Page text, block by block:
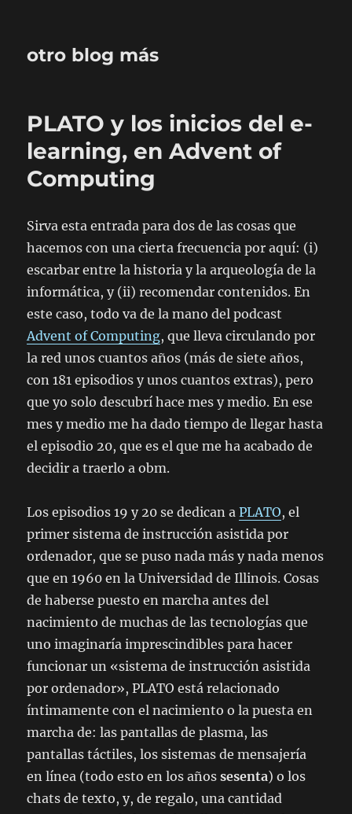
otro blog más
PLATO y los inicios del e-
learning, en Advent of
Computing
Sirva esta entrada para dos de las cosas que
hacemos con una cierta frecuencia por aquí: (i)
escarbar entre la historia y la arqueología de la
informática, y (ii) recomendar contenidos. En
este caso, todo va de la mano del podcast
Advent of Computing, que lleva circulando por
la red unos cuantos años (más de siete años,
con 181 episodios y unos cuantos extras), pero
que yo solo descubrí hace mes y medio. En ese
mes y medio me ha dado tiempo de llegar hasta
el episodio 20, que es el que me ha acabado de
decidir a traerlo a obm.
Los episodios 19 y 20 se dedican aPLATO, el
primer sistema de instrucción asistida por
ordenador, que se puso nada más y nada menos
que en 1960 en la Universidad de Illinois. Cosas
de haberse puesto en marcha antes del
nacimiento de muchas de las tecnologías que
uno imaginaría imprescindibles para hacer
funcionar un «sistema de instrucción asistida
por ordenador», PLATO está relacionado
íntimamente con el nacimiento o la puesta en
marcha de: las pantallas de plasma, las
pantallas táctiles, los sistemas de mensajería
en línea (todo esto en los añossesenta) o los
chats de texto, y, de regalo, una cantidad